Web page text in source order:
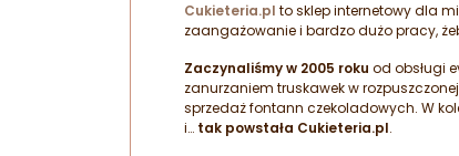
Cukieteria.pl to sklep internetowy dla
zaangażowanie i bardzo dużo pracy,
Zaczynaliśmy w 2005 roku od obsługi
zanurzaniem truskawek w
sprzedaż fontann czekoladowych. W
i… tak powstała Cukieteria.pl.